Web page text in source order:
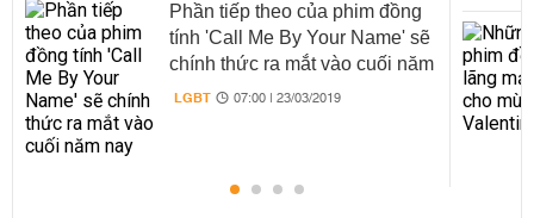
Phần tiếp theo của phim đồng
tính 'Call Me By Your Name' sẽ
chính thức ra mắt vào cuối năm
nay
LGBT 07:00 | 23/03/2019